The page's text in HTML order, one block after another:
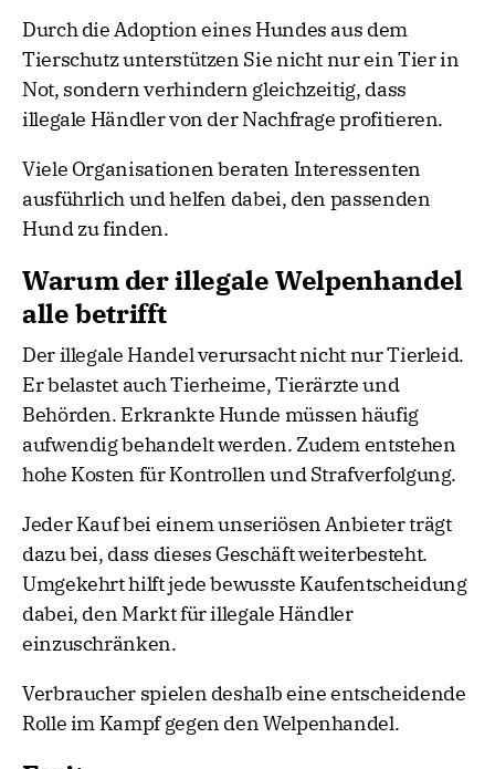
Durch die Adoption eines Hundes aus dem
Tierschutz unterstützen Sie nicht nur ein Tier in
Not, sondern verhindern gleichzeitig, dass
illegale Händler von der Nachfrage profitieren.
Viele Organisationen beraten Interessenten
ausführlich und helfen dabei, den passenden
Hund zu finden.
Warum der illegale Welpenhandel
alle betrifft
Der illegale Handel verursacht nicht nur Tierleid.
Er belastet auch Tierheime, Tierärzte und
Behörden. Erkrankte Hunde müssen häufig
aufwendig behandelt werden. Zudem entstehen
hohe Kosten für Kontrollen und Strafverfolgung.
Jeder Kauf bei einem unseriösen Anbieter trägt
dazu bei, dass dieses Geschäft weiterbesteht.
Umgekehrt hilft jede bewusste Kaufentscheidung
dabei, den Markt für illegale Händler
einzuschränken.
Verbraucher spielen deshalb eine entscheidende
Rolle im Kampf gegen den Welpenhandel.